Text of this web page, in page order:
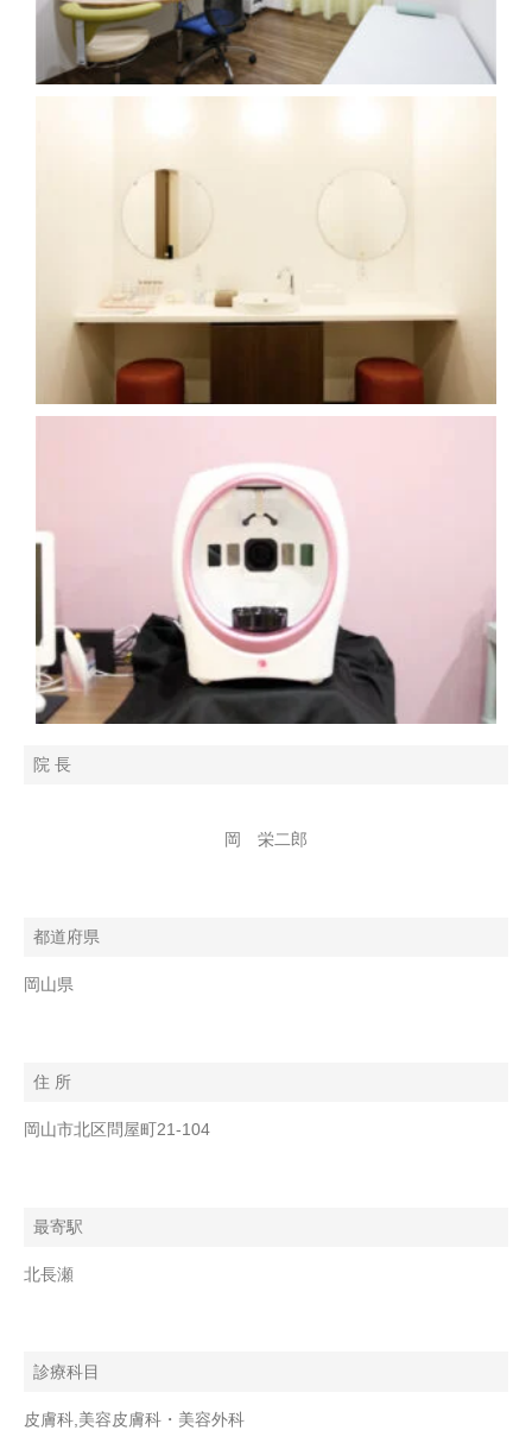
院 長
岡 栄二郎
都道府県
岡山県
住 所
岡山市北区問屋町21-104
最寄駅
北長瀬
診療科目
皮膚科,美容皮膚科・美容外科